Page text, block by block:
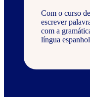
Com o curso
escrever
com a
língua